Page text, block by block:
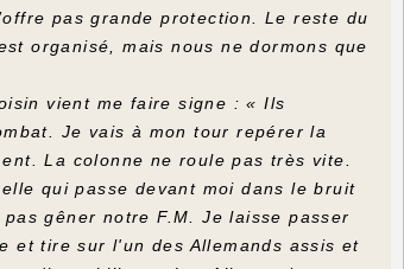
pas grande protection. Le reste du
organisé, mais nous ne dormons que
vient me faire signe : « Ils
Je vais à mon tour repérer la
La colonne ne roule pas très vite.
qui passe devant moi dans le bruit
gêner notre F.M. Je laisse passer
et tire sur l'un des Allemands assis et